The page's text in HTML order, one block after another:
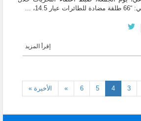
14.5، ...
إقرأ المزيد
3
4
(current)
5
6
» الأخيرة »